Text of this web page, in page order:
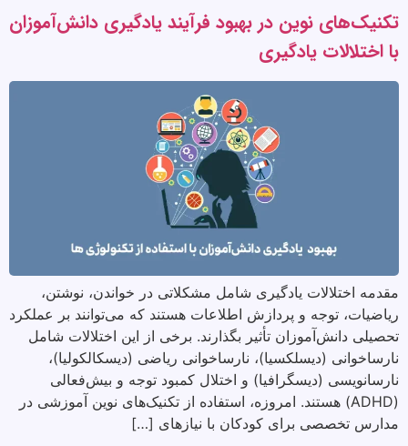
تکنیک‌های نوین در بهبود فرآیند یادگیری دانش‌آموزان
با اختلالات یادگیری
مقدمه اختلالات یادگیری شامل مشکلاتی در خواندن، نوشتن،
ریاضیات، توجه و پردازش اطلاعات هستند که می‌توانند بر عملکرد
تحصیلی دانش‌آموزان تأثیر بگذارند. برخی از این اختلالات شامل
نارساخوانی (دیسلکسیا)، نارساخوانی ریاضی (دیسکالکولیا)،
نارسانویسی (دیسگرافیا) و اختلال کمبود توجه و بیش‌فعالی
(ADHD) هستند. امروزه، استفاده از تکنیک‌های نوین آموزشی در
مدارس تخصصی برای کودکان با نیازهای […]